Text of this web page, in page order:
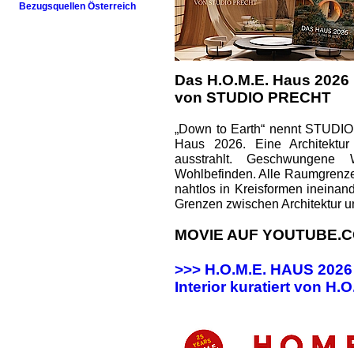
Bezugsquellen Österreich
Das H.O.M.E. Haus 2026
von STUDIO PRECHT
„Down to Earth“ nennt
Haus 2026. Eine
ausstrahlt.
Wohlbefinden. Alle
nahtlos in Kreisformen
Grenzen zwischen Architektur
MOVIE AUF
>>> H.O.M.E. HAUS
Interior kuratiert von